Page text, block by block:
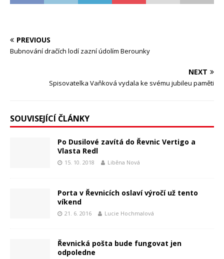
PREVIOUS
Bubnování dračích lodí zazní údolím Berounky
NEXT
Spisovatelka Vaňková vydala ke svému jubileu paměti
SOUVISEJÍCÍ ČLÁNKY
Po Dusilové zavítá do Řevnic Vertigo a
Vlasta Redl
15. 10. 2018 Liběna Nová
Porta v Řevnicích oslaví výročí už tento
víkend
21. 6. 2016 Lucie Hochmalová
Řevnická pošta bude fungovat jen
odpoledne